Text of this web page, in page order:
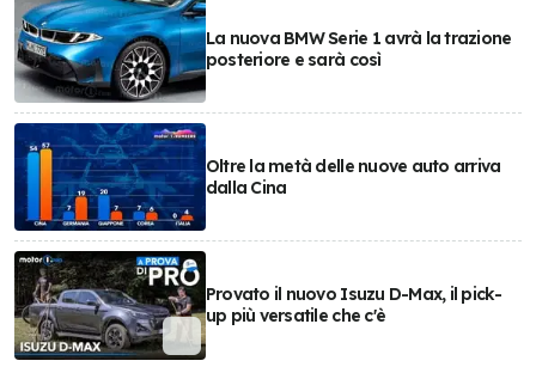
La nuova BMW Serie 1 avrà la trazione
posteriore e sarà così
Oltre la metà delle nuove auto arriva
dalla Cina
Provato il nuovo Isuzu D-Max, il pick-
up più versatile che c'è